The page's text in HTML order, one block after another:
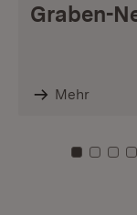
Graben-
Mehr
ZuZuZu